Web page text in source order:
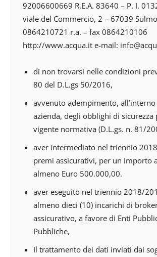
92006600669 R.E.A. 83640 – P. I.
viale del Commercio, 2 – 67039
0864210721 r.a. – fax 0864210106
http://www.acqua.it e-mail:
di non trovarsi nelle condizioni
80 del D.L.gs 50/2016,
avvenuto adempimento,
azienda, degli obblighi di sicurezza
vigente normativa (D.L.gs. n. 81/
aver intermediato nel triennio
premi assicurativi, per un importo
almeno Euro 500.000,00.
aver eseguito nel triennio 2018/
almeno dieci (10) incarichi di
assicurativo, a favore di Enti
Pubbliche,
Il trattamento dei dati inviati dai